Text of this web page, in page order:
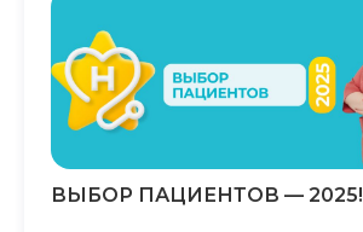
ВЫБОР ПАЦИЕНТОВ — 2025!